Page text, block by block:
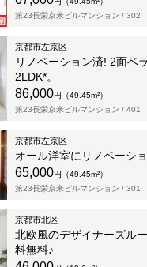
第23長栄京米ビルマンション / 302
京都市左京区
リノベーション済! 2面ベ
2LDK*。
86,000円（49.45m²）
第23長栄京米ビルマンション / 401
京都市左京区
オール洋室にリノベーシ
65,000円（49.45m²）
第23長栄京米ビルマンション / 301
京都市北区
北欧風のデザイナーズル
料無料♪